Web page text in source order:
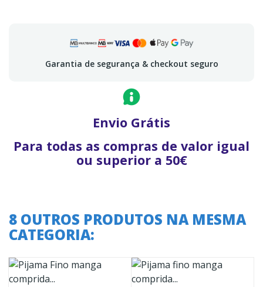
Garantia de segurança & checkout seguro
Envio Grátis
Para todas as compras de valor igual
ou superior a 50€
8 OUTROS PRODUTOS NA MESMA
CATEGORIA: